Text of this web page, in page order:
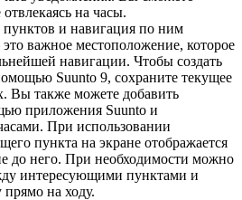
на часы.
и навигация по ним
важное местоположение, которое
навигации. Чтобы создать
Suunto 9, сохраните текущее
Вы также можете добавить
приложения Suunto и
При использовании
пункта на экране отображается
до него. При необходимости можно
интересующими пунктами и
на ходу.